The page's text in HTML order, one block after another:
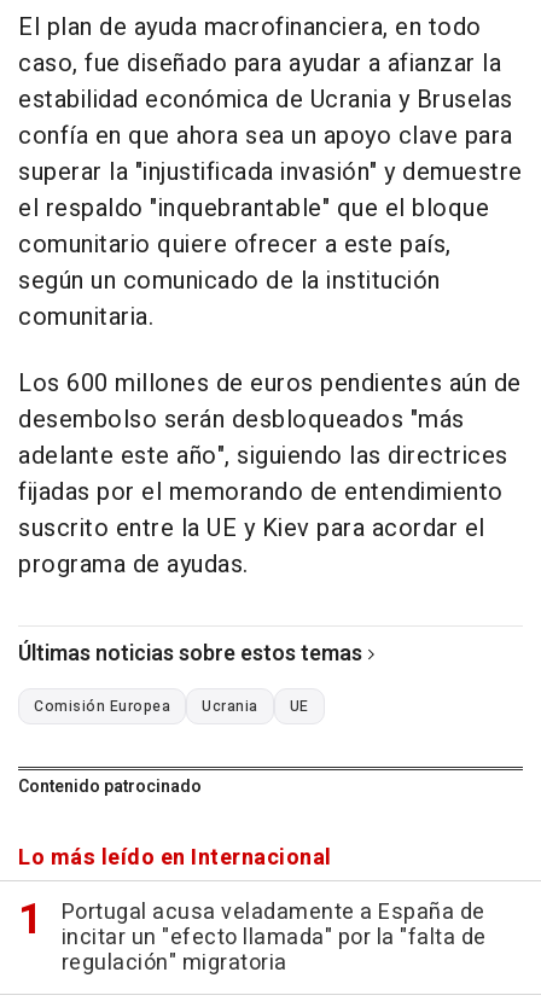
El plan de ayuda macrofinanciera, en todo
caso, fue diseñado para ayudar a afianzar la
estabilidad económica de Ucrania y Bruselas
confía en que ahora sea un apoyo clave para
superar la "injustificada invasión" y demuestre
el respaldo "inquebrantable" que el bloque
comunitario quiere ofrecer a este país,
según un comunicado de la institución
comunitaria.
Los 600 millones de euros pendientes aún de
desembolso serán desbloqueados "más
adelante este año", siguiendo las directrices
fijadas por el memorando de entendimiento
suscrito entre la UE y Kiev para acordar el
programa de ayudas.
Últimas noticias sobre estos temas
Comisión Europea Ucrania UE
Contenido patrocinado
Lo más leído en Internacional
Portugal acusa veladamente a España de
incitar un "efecto llamada" por la "falta de
regulación" migratoria